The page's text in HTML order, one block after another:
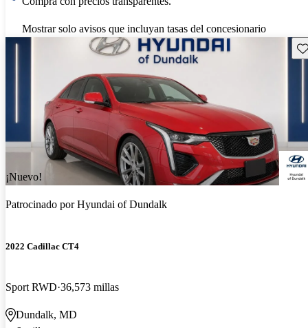
Mostrar solo avisos que incluyan tasas del concesionario
¡Nuevo!
Patrocinado porHyundai of Dundalk
2022 Cadillac CT4
Sport RWD 36,573 millas
Dundalk, MD